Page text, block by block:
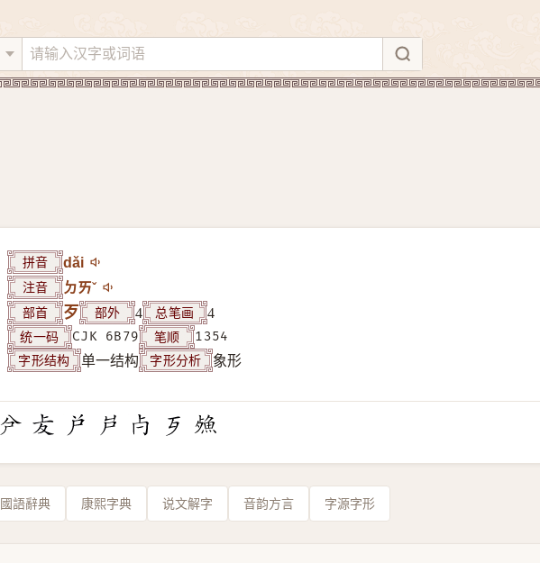
拼音 dǎi
注音 ㄉㄞˇ
部首 歹 部外 4 总笔画 4
统一码 CJK 6B79 笔顺 1354
字形结构 单一结构 字形分析 象形
國語辭典 康熙字典 说文解字 音韵方言 字源字形